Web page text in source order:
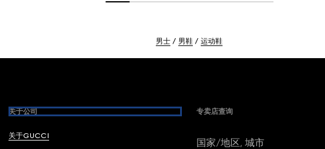
男士 男鞋 运动鞋
关于公司
关于GUCCI
专卖店查询
国家/地区, 城市